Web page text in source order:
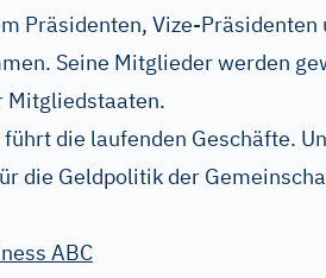
Präsidenten, Vize-
Seine Mitglieder werden
Mitgliedstaaten.
die laufenden Geschäfte.
die Geldpolitik der
ABC